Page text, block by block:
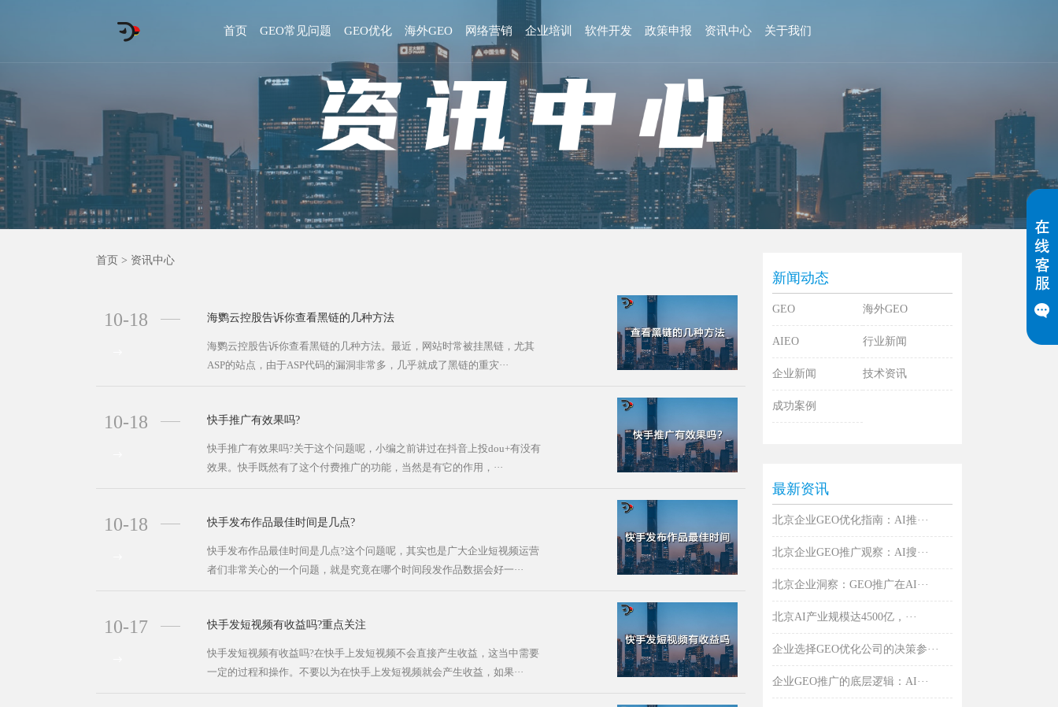
首页 GEO常见问题 GEO优化 海外GEO 网络营销 企业培训 软件开发 政策申报 资讯中心 关于我们
首页 > 资讯中心
10-18 海鹦云控股告诉你查看黑链的几种方法
海鹦云控股告诉你查看黑链的几种方法。最近，网站时常被挂黑链，尤其
ASP的站点，由于ASP代码的漏洞非常多，几乎就成了黑链的重灾···
10-18 快手推广有效果吗?
快手推广有效果吗?关于这个问题呢，小编之前讲过在抖音上投dou+有没有
效果。快手既然有了这个付费推广的功能，当然是有它的作用，···
10-18 快手发布作品最佳时间是几点?
快手发布作品最佳时间是几点?这个问题呢，其实也是广大企业短视频运营
者们非常关心的一个问题，就是究竟在哪个时间段发作品数据会好一···
10-17 快手发短视频有收益吗?重点关注
快手发短视频有收益吗?在快手上发短视频不会直接产生收益，这当中需要
一定的过程和操作。不要以为在快手上发短视频就会产生收益，如果···
新闻动态
GEO 海外GEO
AIEO 行业新闻
企业新闻 技术资讯
成功案例
最新资讯
北京企业GEO优化指南：AI推···
北京企业GEO推广观察：AI搜···
北京企业洞察：GEO推广在AI···
北京AI产业规模达4500亿，···
企业选择GEO优化公司的决策参···
企业GEO推广的底层逻辑：AI···